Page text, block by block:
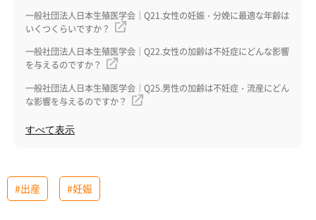
一般社団法人日本生殖医学会｜Q21.女性の妊娠・分娩に最適な年齢は
いくつくらいですか？
一般社団法人日本生殖医学会｜Q22.女性の加齢は不妊症にどんな影響
を与えるのですか？
一般社団法人日本生殖医学会｜Q25.男性の加齢は不妊症・流産にどん
な影響を与えるのですか？
すべて表示
#出産 #妊娠